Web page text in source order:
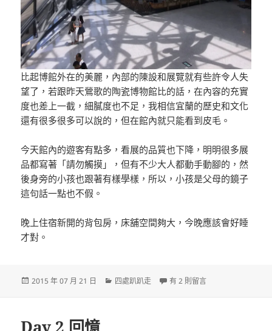
比起博館外在的美麗，內部的陳設和展覽就有些許令人失
望了，若跟昨天鶯歌的陶瓷博物館比的話，在內容的充實
度也差上一截，細膩度也不足，我相信宜蘭的歷史和文化
還有很多很多可以說的，但在館內就只能看到皮毛。
今天館內的遊客有點多，看展的品質也下降，明明很多展
品都寫著「請勿觸摸」，但有不少大人都動手動腳的，然
後身旁的小孩也跟著有樣學樣，所以，小孩是父母的鏡子
這句話一點也不假。
晚上住宿新開的背包房，床舖空間夠大，今晚應該會好睡
才對。
發
2015 年 07 月 21 日
分
四處趴趴走 在〈Day 3 猴樣人生〉中
有 2 則留言